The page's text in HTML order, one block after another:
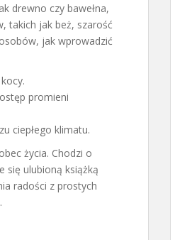
drewno czy bawełna,
takich jak beż, szarość
jak wprowadzić
promieni
ciepłego klimatu.
życia. Chodzi o
się ulubioną książką
radości z prostych